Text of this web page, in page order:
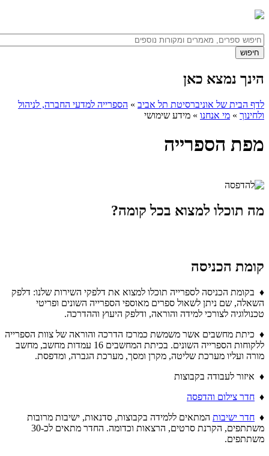
הינך נמצא כאן
לדף הבית של אוניברסיטת תל אביב » הספרייה למדעי החברה, לניהול
ולחינוך » מי אנחנו » מידע שימושי
מפת הספרייה
מה תוכלו למצוא בכל קומה?
קומת הכניסה
♦ בקומת הכניסה לספרייה תוכלו למצוא את דלפקי השירות שלנו: דלפק
השאלה, שם ניתן לשאול ספרים מאוספי הספרייה השונים ופריטי
טכנולוגיה לצורכי למידה והוראה, ודלפק היעוץ וההדרכה.
♦ כיתת מחשבים אשר משמשת כמרכז הדרכה והוראה של צוות הספרייה
ללקוחות הספרייה השונים. בכיתת המחשבים 16 עמדות מחשב, מחשב
מורה ועליו מערכת שליטה, מקרן ומסך, מערכת הגברה, ומדפסת.
♦ איזור לעבודה בקבוצות
♦ חדר צילום והדפסה
♦ חדר ישיבות המתאים ללמידה בקבוצות, סדנאות, ישיבות מרובות
משתתפים, הקרנת סרטים, הרצאות וכדומה. החדר מתאים לכ-30
משתתפים.